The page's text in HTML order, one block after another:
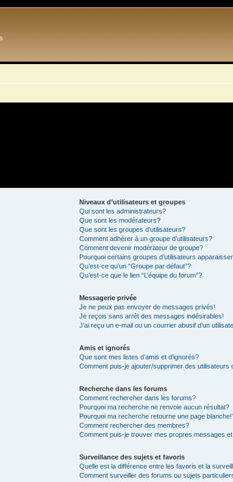
Niveaux d’utilisateurs et groupes
Qui sont les administrateurs?
Que sont les modérateurs?
Que sont les groupes d’utilisateurs?
Comment adhérer à un groupe d’utilisateurs?
Comment devenir modérateur de groupe?
Pourquoi certains groupes d’utilisateurs
Qu’est-ce qu’un “Groupe par défaut”?
Qu’est-ce que le lien “L’équipe du forum”?
Messagerie privée
Je ne peux pas envoyer de messages privés!
Je reçois sans arrêt des messages indésirables!
J’ai reçu un e-mail ou un courrier abusif d’un
Amis et ignorés
Que sont mes listes d’amis et d’ignorés?
Comment puis-je ajouter/supprimer des utilisateurs
Recherche dans les forums
Comment rechercher dans les forums?
Pourquoi ma recherche ne renvoie aucun résultat?
Pourquoi ma recherche retourne une page
Comment rechercher des membres?
Comment puis-je trouver mes propres messages
Surveillance des sujets et favoris
Quelle est la différence entre les favoris et la
Comment surveiller des forums ou sujets